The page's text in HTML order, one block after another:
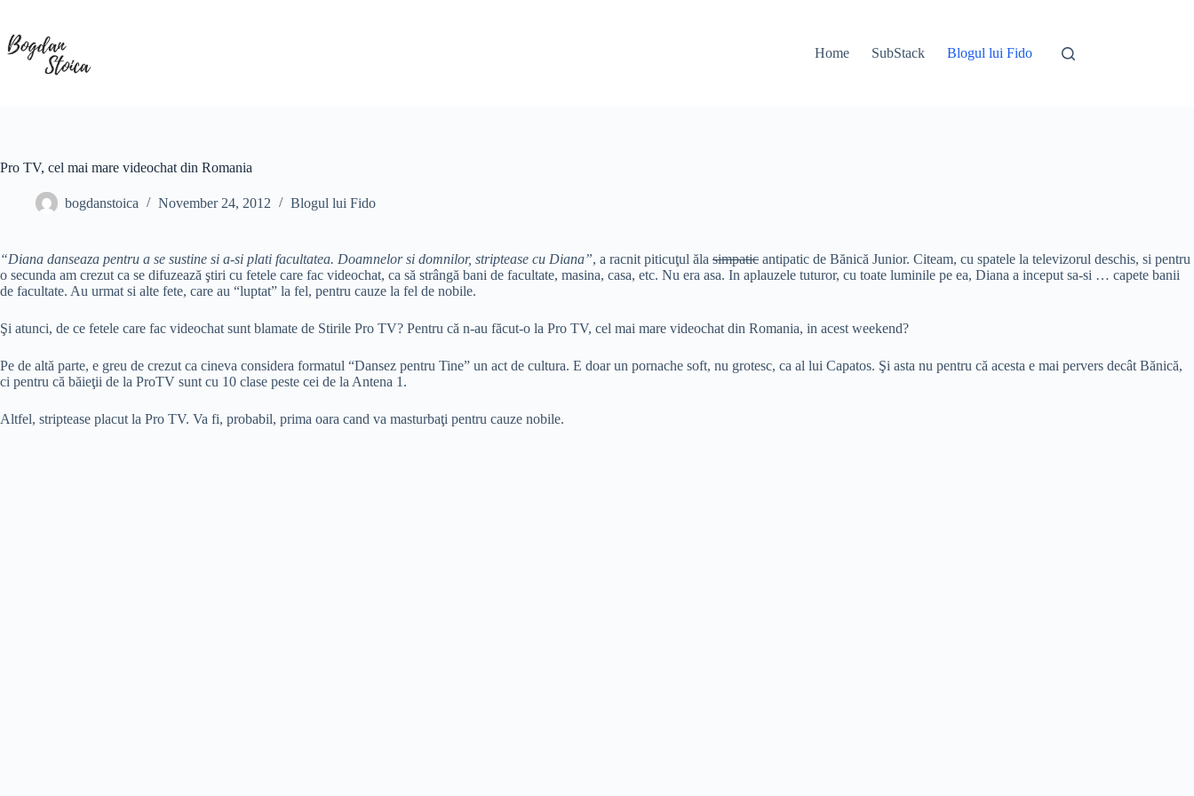
content
Home
SubStack Blogul lui Fido
Pro TV, cel mai mare videochat din Romania
bogdanstoica November 24, 2012 Blogul lui Fido
“Diana danseaza pentru a se sustine si a-si plati facultatea. Doamnelor si domnilor, striptease cu Diana”, a racnit piticuţul ăla simpatic antipatic de Bănică Junior. Citeam, cu spatele la televizorul deschis, si pentru
o secunda am crezut ca se difuzează ştiri cu fetele care fac videochat, ca să strângă bani de facultate, masina, casa, etc. Nu era asa. In aplauzele tuturor, cu toate luminile pe ea, Diana a inceput sa-si … capete banii
de facultate. Au urmat si alte fete, care au “luptat” la fel, pentru cauze la fel de nobile.
Şi atunci, de ce fetele care fac videochat sunt blamate de Stirile Pro TV? Pentru că n-au făcut-o la Pro TV, cel mai mare videochat din Romania, in acest weekend?
Pe de altă parte, e greu de crezut ca cineva considera formatul “Dansez pentru Tine” un act de cultura. E doar un pornache soft, nu grotesc, ca al lui Capatos. Şi asta nu pentru că acesta e mai pervers decât Bănică,
ci pentru că băieţii de la ProTV sunt cu 10 clase peste cei de la Antena 1.
Altfel, striptease placut la Pro TV. Va fi, probabil, prima oara cand va masturbaţi pentru cauze nobile.